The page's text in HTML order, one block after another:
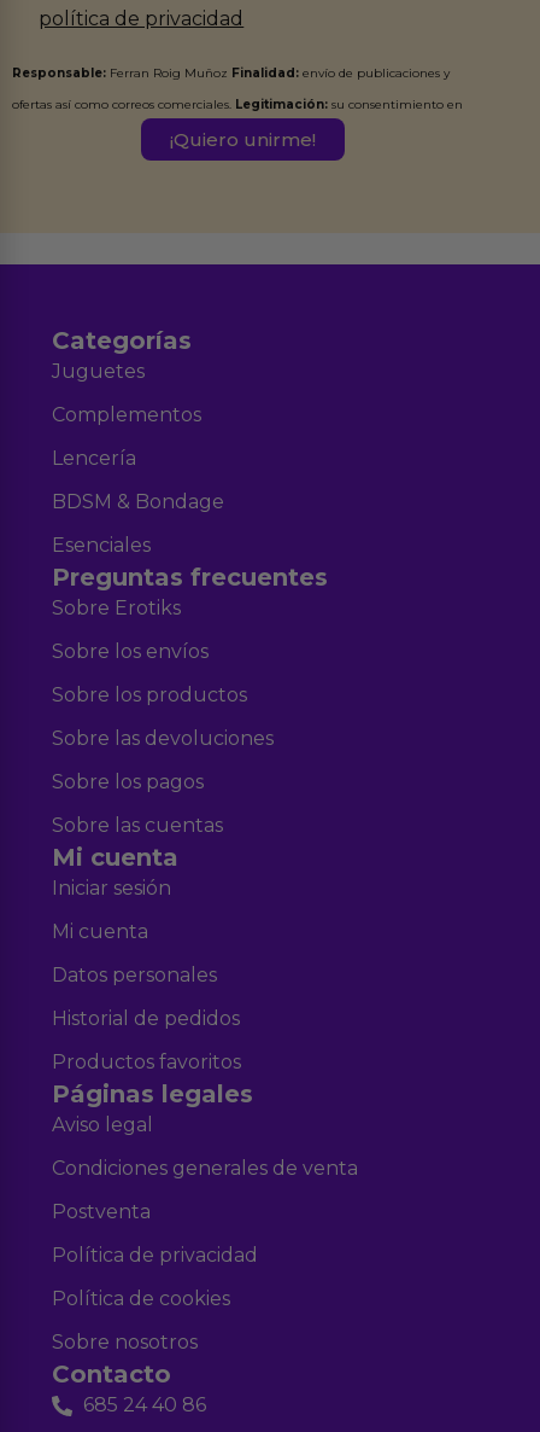
política de privacidad
Responsable: Ferran Roig Muñoz Finalidad: envío de publicaciones y
ofertas así como correos comerciales. Legitimación: su consentimiento en
Destinatarios:Ferran Roig Muñoz. Podrás ejercer tus
Categorías
Juguetes
Complementos
Lencería
BDSM & Bondage
Esenciales
Preguntas frecuentes
Sobre Erotiks
Sobre los envíos
Sobre los productos
Sobre las devoluciones
Sobre los pagos
Sobre las cuentas
Mi cuenta
Iniciar sesión
Mi cuenta
Datos personales
Historial de pedidos
Productos favoritos
Páginas legales
Aviso legal
Condiciones generales de venta
Postventa
Política de privacidad
Política de cookies
Sobre nosotros
Contacto
685 24 40 86